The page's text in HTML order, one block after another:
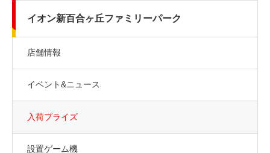
イオン新百合ヶ丘ファミリーパーク
店舗情報
イベント&ニュース
入荷プライズ
設置ゲーム機